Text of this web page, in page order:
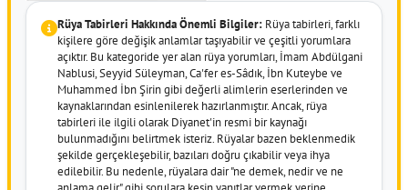
Rüya Tabirleri Hakkında Önemli Bilgiler: Rüya tabirleri, farklı
kişilere göre değişik anlamlar taşıyabilir ve çeşitli yorumlara
açıktır. Bu kategoride yer alan rüya yorumları, İmam Abdülgani
Nablusi, Seyyid Süleyman, Ca'fer es-Sâdık, İbn Kuteybe ve
Muhammed İbn Şirin gibi değerli alimlerin eserlerinden ve
kaynaklarından esinlenilerek hazırlanmıştır. Ancak, rüya
tabirleri ile ilgili olarak Diyanet'in resmi bir kaynağı
bulunmadığını belirtmek isteriz. Rüyalar bazen beklenmedik
şekilde gerçekleşebilir, bazıları doğru çıkabilir veya ihya
edilebilir. Bu nedenle, rüyalara dair "ne demek, nedir ve ne